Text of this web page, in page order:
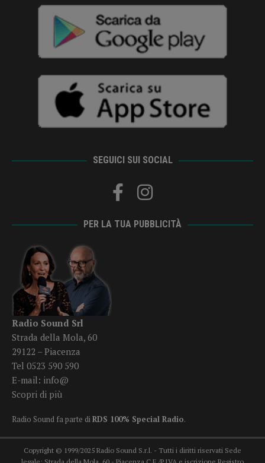
SEGUICI SUI SOCIAL
PER LA TUA PUBBLICITÀ
Radio Sound Srl
Strada della Mola, 60
29122 – Piacenza
Tel 0523 590 590
E-mail: info@
Scopri di più
Radio Sound fa parte diRDS 100% Special Radio.
Copyright © 1999/2025 Radio Sound S.r.l. - Tutti i diritti riservati Sede